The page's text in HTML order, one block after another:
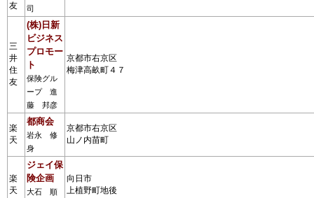
友
司
三
井
住
友
(株)日新
ビジネス
プロモー
ト
保険グル
ープ 進
藤 邦彦
京都市右京区
梅津高畝町４７
楽
天
都商会
岩永 修
身
京都市右京区
山ノ内苗町
楽
天
ジェイ保
険企画
大石 順
向日市
上植野町地後